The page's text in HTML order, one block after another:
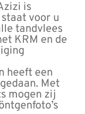
is
voor u
tandvlees
KRM en de
heeft een
Met
mogen zij